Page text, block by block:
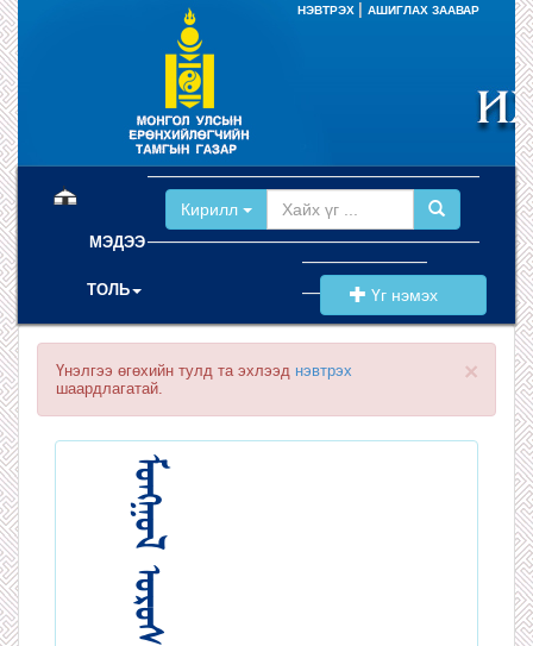
НЭВТРЭХ АШИГЛАХ ЗААВАР
МЭДЭЭ
ТОЛЬ
Кирилл
Үг нэмэх
×
Үнэлгээ өгөхийн тулд та эхлээд нэвтрэх
шаардлагатай.